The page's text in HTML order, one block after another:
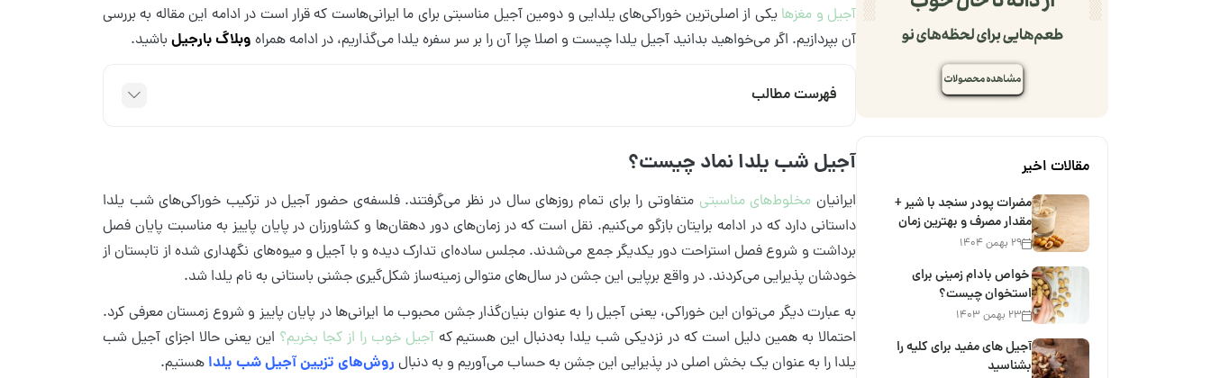
آجیل و مغزها یکی از اصلی‌ترین خوراکی‌های یلدایی و دومین آجیل مناسبتی برای ما ایرانی‌هاست که قرار است در ادامه این مقاله به بررسی
آن بپردازیم. اگر می‌خواهید بدانید آجیل یلدا چیست و اصلا چرا آن را بر سر سفره یلدا می‌گذاریم، در ادامه همراه وبلاگ بارجیل باشید.
فهرست مطالب
آجیل شب یلدا نماد چیست؟
ایرانیان مخلوط‌های مناسبتی متفاوتی را برای تمام روزهای سال در نظر می‌گرفتند. فلسفه‌ی حضور آجیل در ترکیب خوراکی‌های شب یلدا
داستانی دارد که در ادامه برایتان بازگو می‌کنیم. نقل است که در زمان‌های دور دهقان‌ها و کشاورزان در پایان پاییز به مناسبت پایان فصل
برداشت و شروع فصل استراحت دور یکدیگر جمع می‌شدند. مجلس ساده‌ای تدارک دیده و با آجیل و میوه‌های نگهداری شده از تابستان از
خودشان پذیرایی می‌کردند. در واقع برپایی این جشن در سال‌های متوالی زمینه‌ساز شکل‌گیری جشنی باستانی به نام یلدا شد.
به عبارت دیگر می‌توان این خوراکی، یعنی آجیل را به عنوان بنیان‌گذار جشن محبوب ما ایرانی‌ها در پایان پاییز و شروع زمستان معرفی کرد.
احتمالا به همین دلیل است که در نزدیکی شب یلدا به‌دنبال این هستیم که آجیل خوب را از کجا بخریم؟ این یعنی حالا اجزای آجیل شب
یلدا را به عنوان یک بخش اصلی در پذیرایی این جشن به حساب می‌آوریم و به دنبال روش‌های تزیین آجیل شب یلدا هستیم.
مقالات اخیر
مضرات پودر سنجد با شیر +
مقدار مصرف و بهترین زمان
۲۹ بهمن ۱۴۰۴
خواص بادام زمینی برای
استخوان چیست؟
۲۳ بهمن ۱۴۰۳
آجیل های مفید برای کلیه را
بشناسید